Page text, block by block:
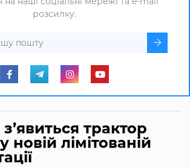
розсилку.
з’явиться трактор
новій лімітованій